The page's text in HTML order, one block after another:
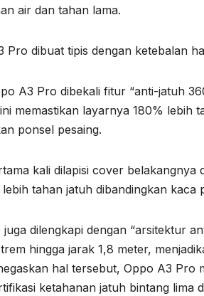
air dan tahan lama.
Pro dibuat tipis dengan ketebalan
A3 Pro dibekali fitur “anti-jatuh
memastikan layarnya 180% lebih
ponsel pesaing.
kali dilapisi cover belakangnya
tahan jatuh dibandingkan kaca
dilengkapi dengan “arsitektur
hingga jarak 1,8 meter,
hal tersebut, Oppo A3 Pro
ketahanan jatuh bintang lima